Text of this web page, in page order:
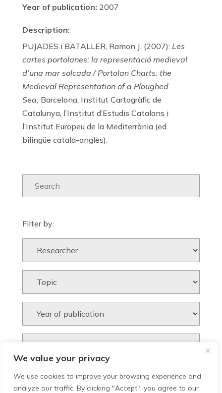
We value your privacy
We use cookies to improve your browsing experience and
analyze our traffic. By clicking "Accept", you agree to our
Year of publication: 2007
Description:
PUJADES i BATALLER, Ramon J. (2007): Les
cartes portolanes: la representació medieval
d’una mar solcada / Portolan Charts: the
Medieval Representation of a Ploughed
Sea, Barcelona, Institut Cartogràfic de
Catalunya, l’Institut d’Estudis Catalans i
l’Institut Europeu de la Mediterrània (ed.
bilingüe català-anglès).
Filter by: